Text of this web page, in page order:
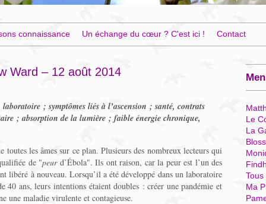
connaissance Un échange du cœur ? C'est ici ! Contact
Ward – 12 août 2014
; symptômes liés à l’ascension ; santé, contrats
; absorption de la lumière ; faible énergie chronique,
toutes les âmes sur ce plan. Plusieurs des nombreux lecteurs qui
de "peurd’Ébola". Ils ont raison, car la peur est l’un des
libéré à nouveau. Lorsqu’il a été développé dans un laboratoire
ans, leurs intentions étaient doubles : créer une pandémie et
une maladie virulente et contagieuse.
Le
La
Ma